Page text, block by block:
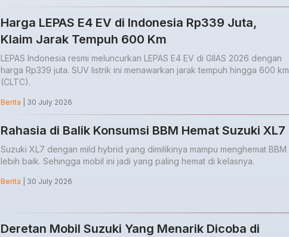
Harga LEPAS E4 EV di Indonesia Rp339 Juta,
Klaim Jarak Tempuh 600 Km
LEPAS Indonesia resmi meluncurkan LEPAS E4 EV di GIIAS 2026 dengan
harga Rp339 juta. SUV listrik ini menawarkan jarak tempuh hingga 600 km
(CLTC).
Berita | 30 July 2026
Rahasia di Balik Konsumsi BBM Hemat Suzuki XL7
Suzuki XL7 dengan mild hybrid yang dimilikinya mampu menghemat BBM
lebih baik. Sehingga mobil ini jadi yang paling hemat di kelasnya.
Berita | 30 July 2026
Deretan Mobil Suzuki Yang Menarik Dicoba di